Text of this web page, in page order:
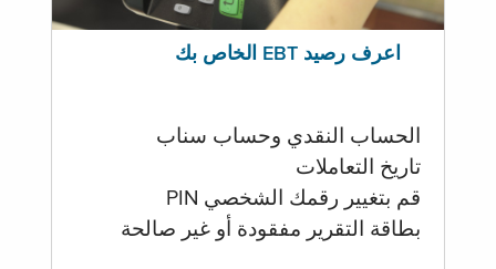
اعرف رصيد EBT الخاص بك
الحساب النقدي وحساب سناب
تاريخ التعاملات
قم بتغيير رقمك الشخصي PIN
بطاقة التقرير مفقودة أو غير صالحة